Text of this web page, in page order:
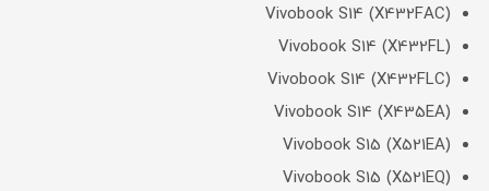
Vivobook S14 (X432FAC)
Vivobook S14 (X432FL)
Vivobook S14 (X432FLC)
Vivobook S14 (X435EA)
Vivobook S15 (X521EA)
Vivobook S15 (X521EQ)